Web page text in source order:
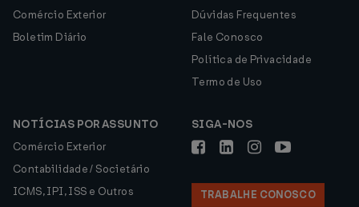
Comércio Exterior
Boletim Diário
Dúvidas Frequentes
Fale Conosco
Política de Privacidade
Termo de Uso
NOTÍCIAS POR ASSUNTO
Comércio Exterior
Contabilidade / Societário
ICMS, IPI, ISS e Outros
SIGA-NOS
TRABALHE CONOSCO